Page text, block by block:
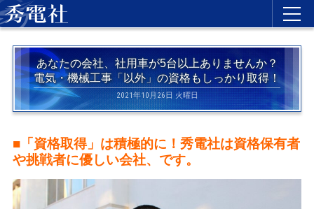
あなたの会社、社用車が5台以上ありませんか？
電気・機械工事「以外」の資格もしっかり取得！
2021年10月26日 火曜日
■「資格取得」は積極的に！秀電社は資格保有者
や挑戦者に優しい会社、です。